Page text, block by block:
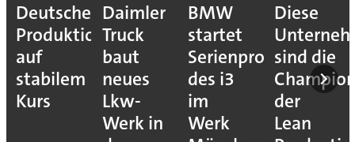
Deutsche
Produktion
auf
stabilem
Kurs
Daimler
Truck
baut
neues
Lkw-
Werk in
BMW
startet
Serienproduktion
des i3
im
Werk
Diese
sind die
der
Lean